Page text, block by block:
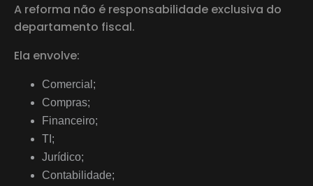
A reforma não é responsabilidade exclusiva do
departamento fiscal.
Ela envolve:
Comercial;
Compras;
Financeiro;
TI;
Jurídico;
Contabilidade;